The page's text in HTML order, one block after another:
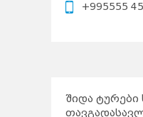
+995555
შიდა